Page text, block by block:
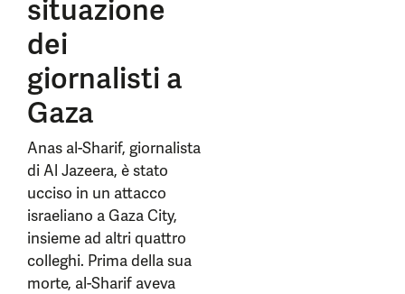
situazione
dei
giornalisti a
Gaza
Anas al-Sharif, giornalista
di Al Jazeera, è stato
ucciso in un attacco
israeliano a Gaza City,
insieme ad altri quattro
colleghi. Prima della sua
morte, al-Sharif aveva